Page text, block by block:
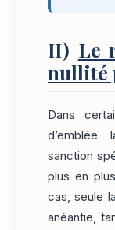
II) Le
nullité
Dans
sanction
plus en
cas, seule
anéantie,